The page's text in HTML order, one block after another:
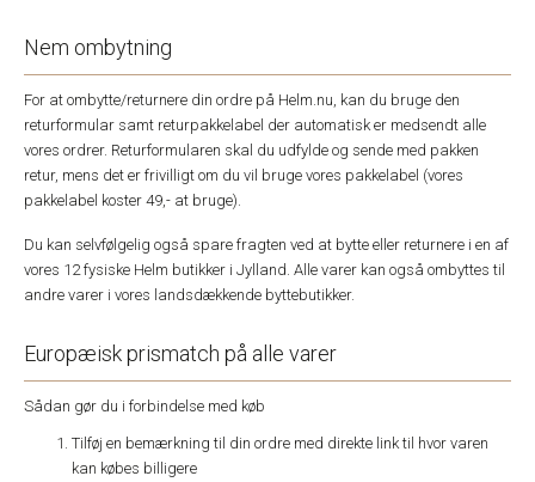
Nem ombytning
For at ombytte/returnere din ordre på Helm.nu, kan du bruge den
returformular samt returpakkelabel der automatisk er medsendt alle
vores ordrer. Returformularen skal du udfylde og sende med pakken
retur, mens det er frivilligt om du vil bruge vores pakkelabel (vores
pakkelabel koster 49,- at bruge).
Du kan selvfølgelig også spare fragten ved at bytte eller returnere i en af
vores 12 fysiske Helm butikker i Jylland. Alle varer kan også ombyttes til
andre varer i vores landsdækkende byttebutikker.
Europæisk prismatch på alle varer
Sådan gør du i forbindelse med køb
Tilføj en bemærkning til din ordre med direkte link til hvor varen
kan købes billigere